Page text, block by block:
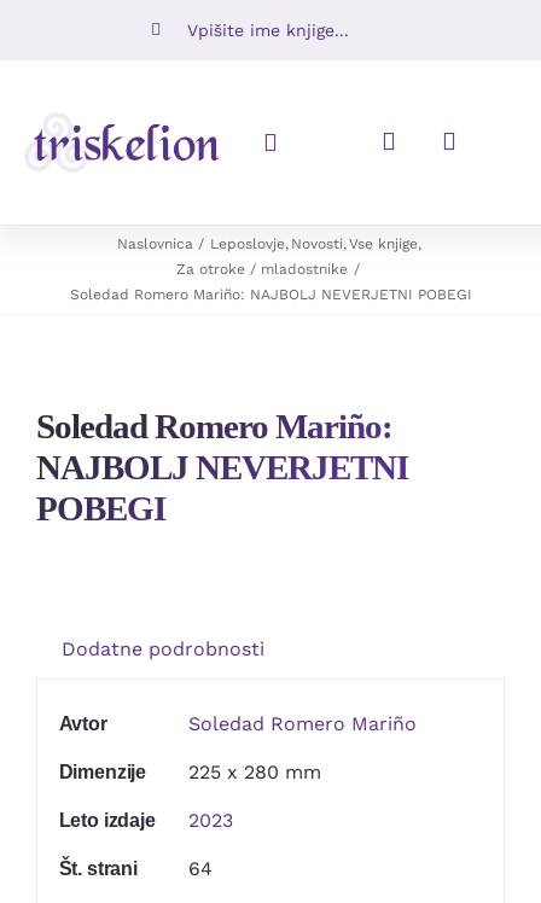
Toggle
Napovedujemo
Ugodno
O nas
Naslovnica Leposlovje Novosti Vse knjige
Za otroke / mladostnike
Soledad Romero Mariño: NAJBOLJ NEVERJETNI POBEGI
Soledad Romero Mariño:
NAJBOLJ NEVERJETNI
POBEGI
Dodatne podrobnosti
Avtor Soledad Romero Mariño
Dimenzije 225 x 280 mm
Leto izdaje 2023
Št. strani 64